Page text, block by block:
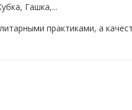
Гашка,...
практиками, а